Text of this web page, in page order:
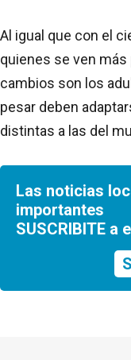
Al igual que con el
quienes se ven
cambios son los
pesar deben
distintas a las del
Las noticias
importantes
SUSCRIBITE a